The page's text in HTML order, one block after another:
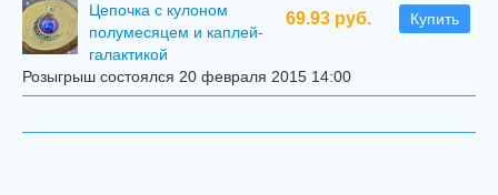
69.93 руб. Купить
Цепочка с кулоном
полумесяцем и каплей-
галактикой
Розыгрыш состоялся 20 февраля 2015 14:00